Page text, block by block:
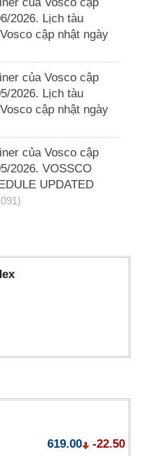
2026. Lịch tàu
cập nhật ngày
của Vosco cập
2026. Lịch tàu
cập nhật ngày
của Vosco cập
2026. VOSSCO
UPDATED
619.00
-22.50